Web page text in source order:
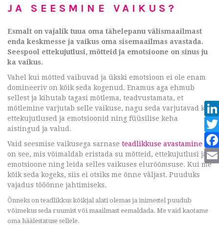
JA SEESMINE VAIKUS?
Esmalt on vajalik tuua oma tähelepanu välismaailmast
enda keskmesse ja vaikus oma sisemaailmas avastada.
Seespool ettekujutlusi, mõtteid ja emotsioone on sinus ju
ka vaikus.
Vahel kui mõtted vaibuvad ja ükski emotsioon ei ole enam
domineeriv on kõik seda kogenud. Enamus aga ehmub
sellest ja kihutab tagasi mõtlema, teadvustamata, et
mõtlemine varjutab selle vaikuse, nagu seda varjutavad ka
ettekujutlused ja emotsioonid ning füüsilise keha
aistingud ja valud.
Vaid seesmise vaikusega sarnase teadlikkuse avastamine
on see, mis võimaldab eristada su mõtteid, ettekujutlusi ja
emotsioone ning leida selles vaikuses elurõõmsuse. Kui me
kõik seda kogeks, siis ei otsiks me õnne väljast. Puuduks
vajadus tööõnne jahtimiseks.
Õnneks on teadlikkus kõikjal alati olemas ja inimestel puudub
võimekus seda ruumist või maailmast eemaldada. Me vaid kaotame
oma häälestatuse sellele.